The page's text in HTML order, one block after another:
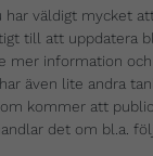
har väldigt mycket
till att uppdatera
mer information
även lite andra
kommer att
det om bl.a.